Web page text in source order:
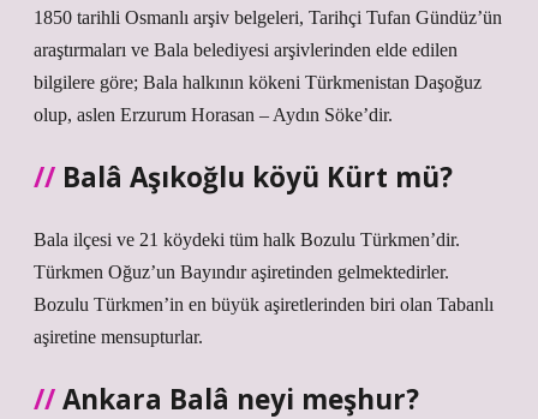
1850 tarihli Osmanlı arşiv belgeleri, Tarihçi Tufan Gündüz’ün
araştırmaları ve Bala belediyesi arşivlerinden elde edilen
bilgilere göre; Bala halkının kökeni Türkmenistan Daşoğuz
olup, aslen Erzurum Horasan – Aydın Söke’dir.
Balâ Aşıkoğlu köyü Kürt mü?
Bala ilçesi ve 21 köydeki tüm halk Bozulu Türkmen’dir.
Türkmen Oğuz’un Bayındır aşiretinden gelmektedirler.
Bozulu Türkmen’in en büyük aşiretlerinden biri olan Tabanlı
aşiretine mensupturlar.
Ankara Balâ neyi meşhur?